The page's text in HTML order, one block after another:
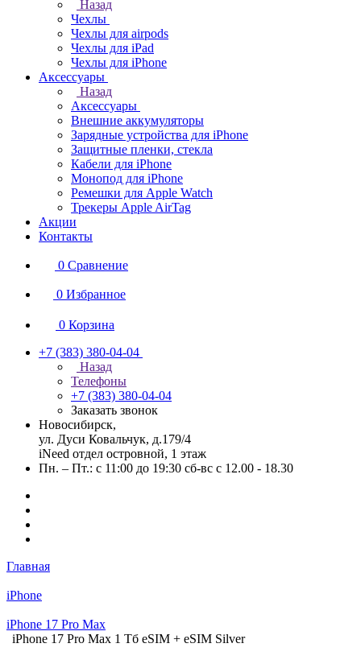
Назад
Чехлы
Чехлы для airpods
Чехлы для iPad
Чехлы для iPhone
Аксессуары
Назад
Аксессуары
Внешние аккумуляторы
Зарядные устройства для iPhone
Защитные пленки, стекла
Кабели для iPhone
Монопод для iPhone
Ремешки для Apple Watch
Трекеры Apple AirTag
Акции
Контакты
0 Сравнение
0 Избранное
0 Корзина
+7 (383) 380-04-04
Назад
Телефоны
+7 (383) 380-04-04
Заказать звонок
Новосибирск,
ул. Дуси Ковальчук, д.179/4
iNeed отдел островной, 1 этаж
Пн. – Пт.: с 11:00 до 19:30 сб-вс с 12.00 - 18.30
Главная
iPhone
iPhone 17 Pro Max
iPhone 17 Pro Max 1 Тб eSIM + eSIM Silver